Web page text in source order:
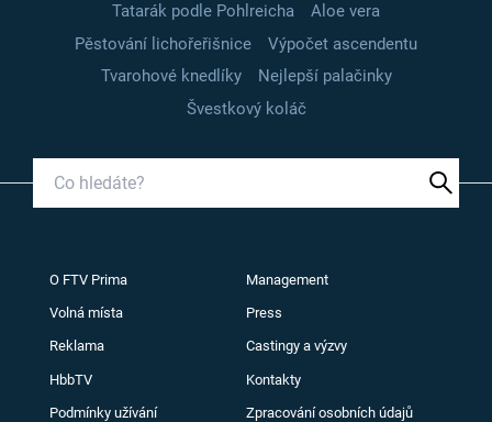
Tatarák podle Pohlreicha
Aloe vera
Pěstování lichořeřišnice
Výpočet ascendentu
Tvarohové knedlíky
Nejlepší palačinky
Švestkový koláč
O FTV Prima Management
Volná místa Press
Reklama Castingy a výzvy
HbbTV Kontakty
Podmínky užívání Zpracování osobních údajů